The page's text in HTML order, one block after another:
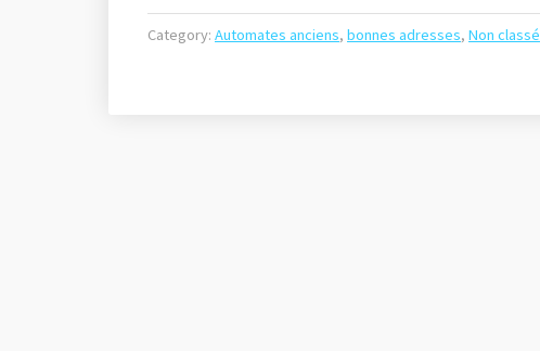
C
O
Category: Automates anciens, bonnes adresses, Non classé